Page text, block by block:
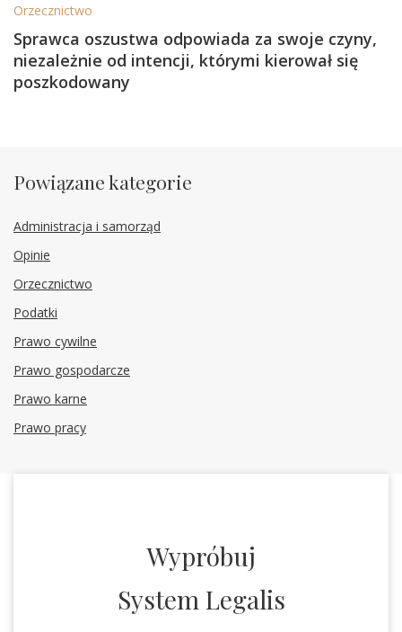
Orzecznictwo
Sprawca oszustwa odpowiada za swoje czyny,
niezależnie od intencji, którymi kierował się
poszkodowany
Powiązane kategorie
Administracja i samorząd
Opinie
Orzecznictwo
Podatki
Prawo cywilne
Prawo gospodarcze
Prawo karne
Prawo pracy
Wypróbuj
System Legalis